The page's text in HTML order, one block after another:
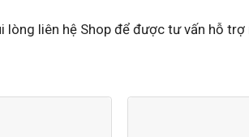
lòng liên hệ Shop để được tư vấn hỗ trợ